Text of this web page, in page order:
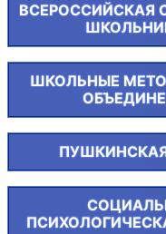
ВСЕРОССИЙСКАЯ
ШКОЛЬНЫЕ